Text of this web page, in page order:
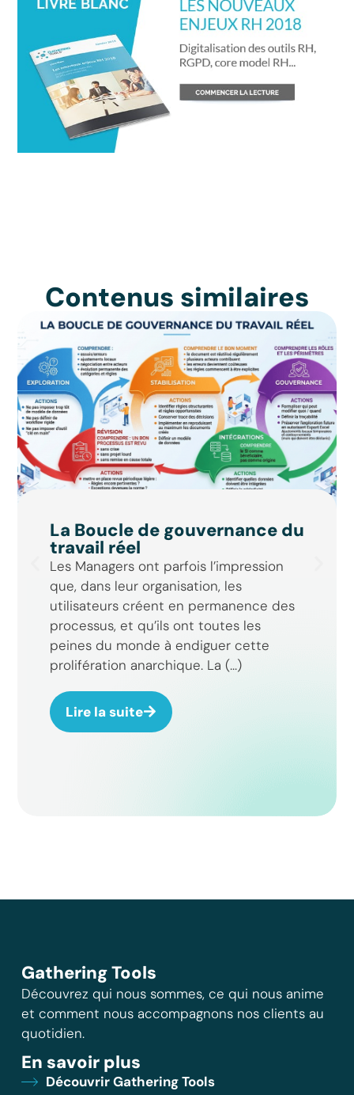
Contenus similaires
La Boucle de gouvernance du
travail réel
Les Managers ont parfois l’impression
que, dans leur organisation, les
utilisateurs créent en permanence des
processus, et qu’ils ont toutes les
peines du monde à endiguer cette
prolifération anarchique. La (...)
Lire la suite
Gathering Tools
Découvrez qui nous sommes, ce qui nous anime
et comment nous accompagnons nos clients au
quotidien.
En savoir plus
Découvrir Gathering Tools